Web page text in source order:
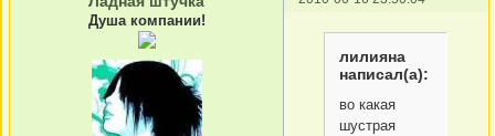
Душа компании!
лилияна
написал(а):
во какая
шустрая